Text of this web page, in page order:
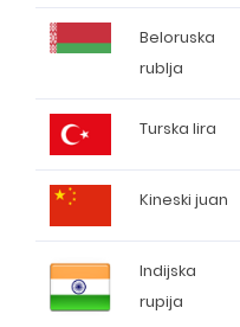
Beloruska
rublja
Turska lira
Kineski juan
Indijska
rupija